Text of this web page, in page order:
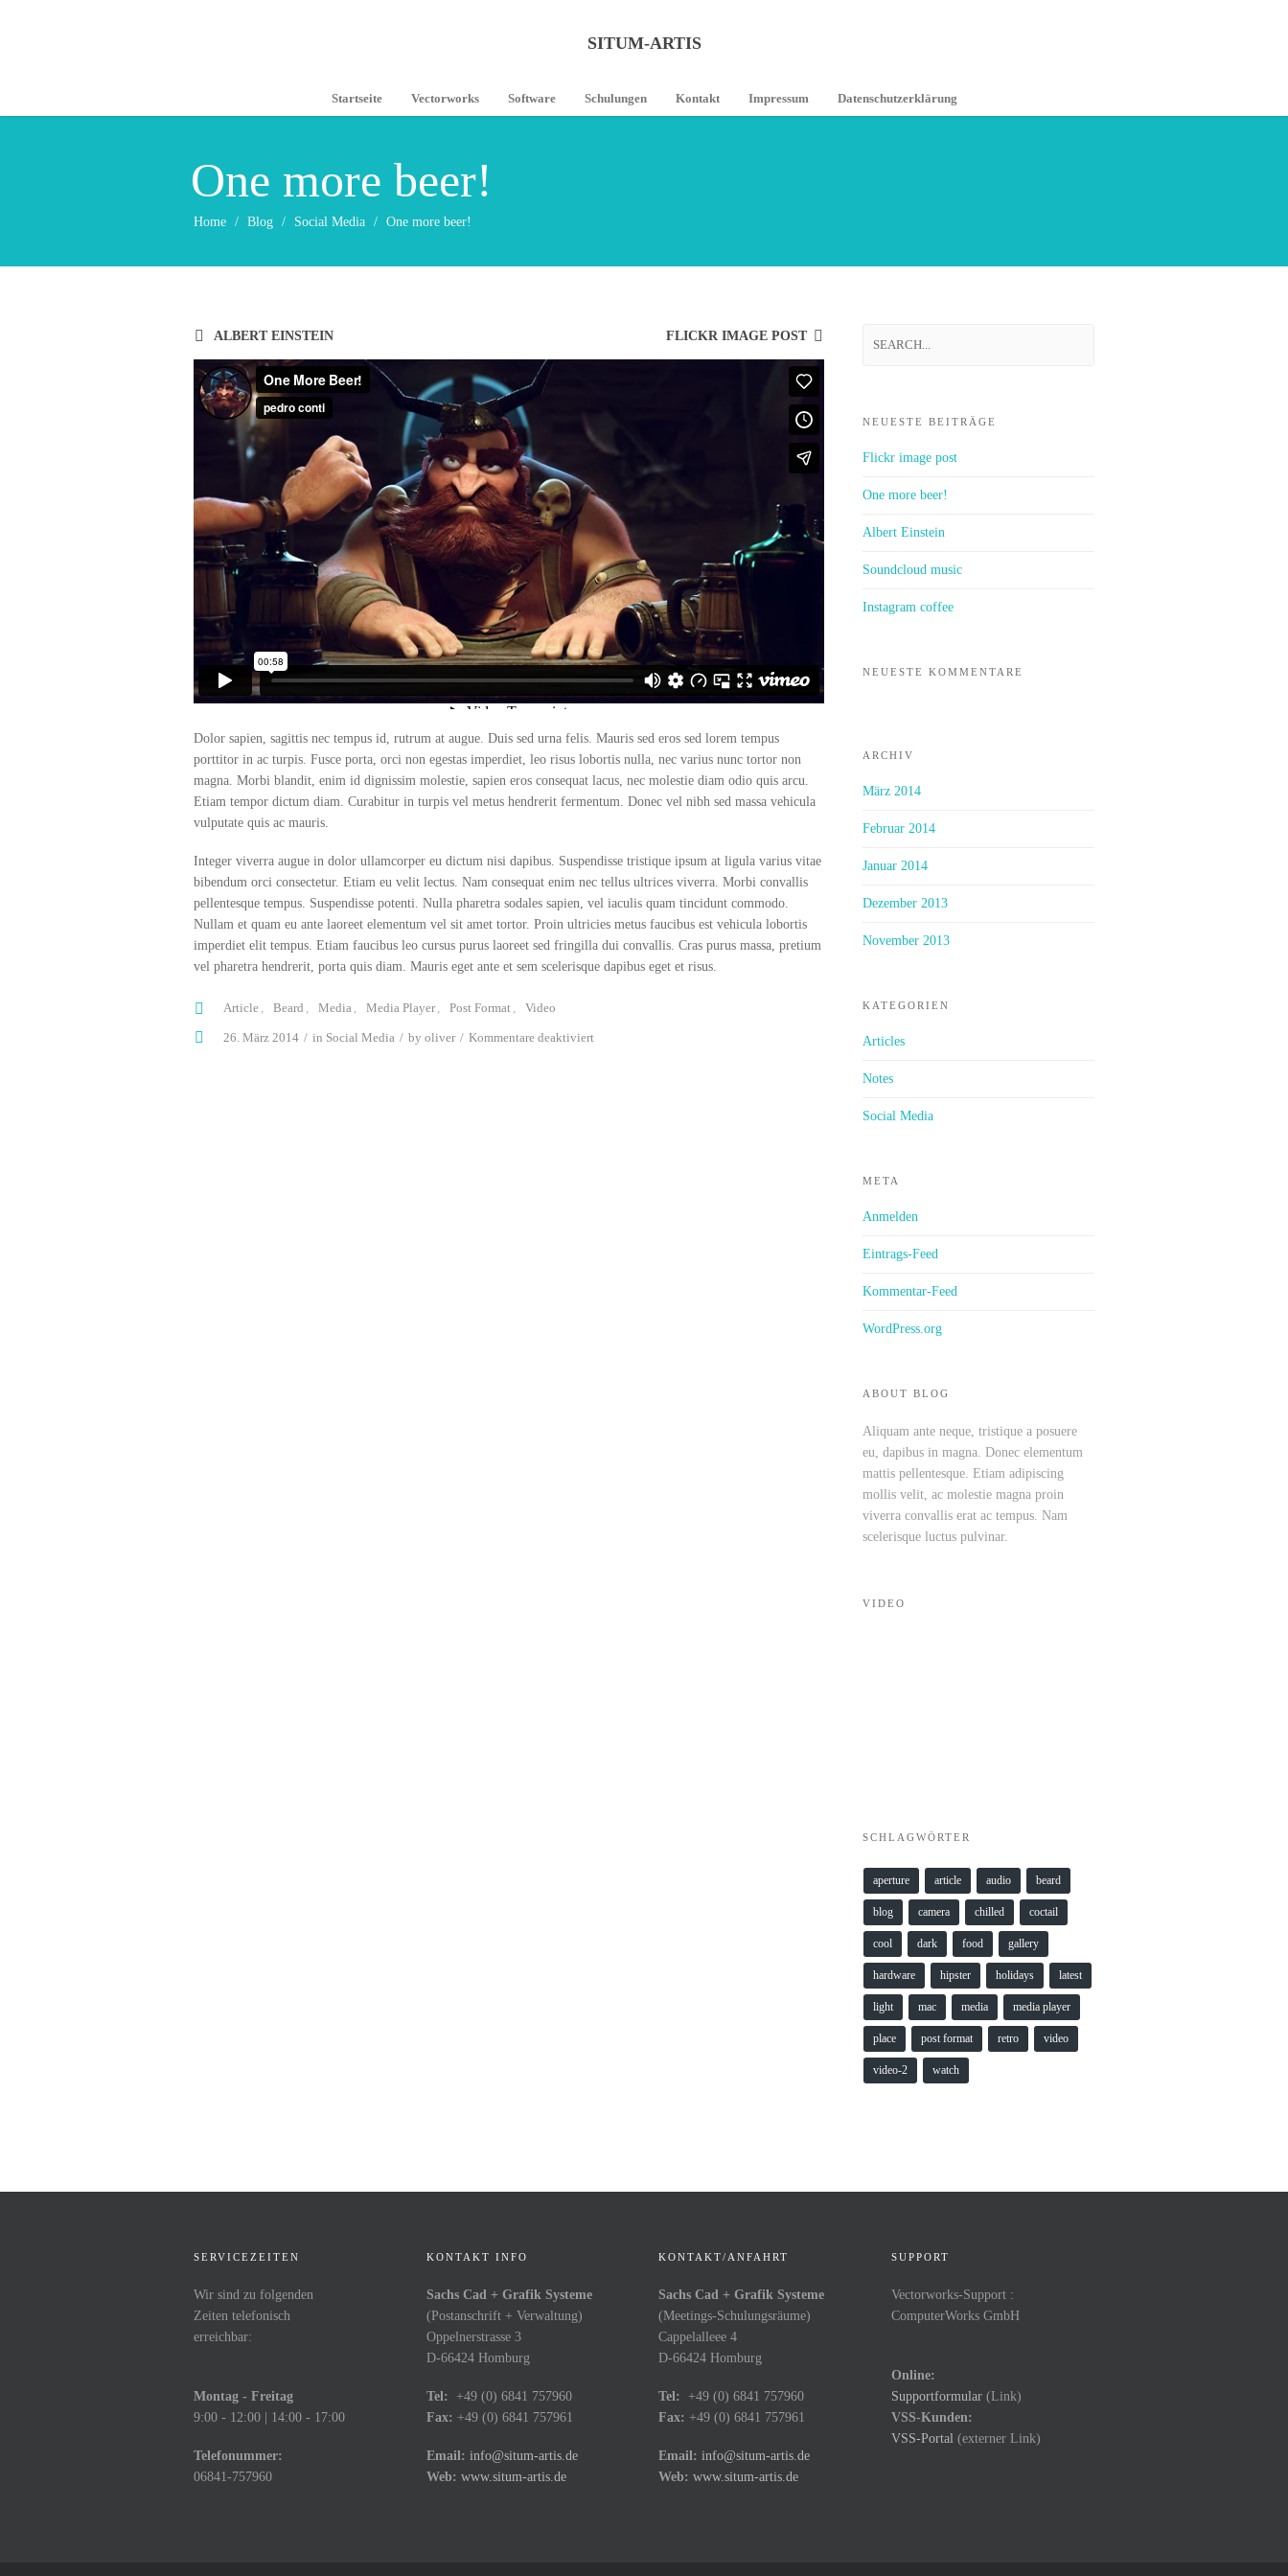
SITUM-ARTIS
Startseite Vectorworks Software Schulungen Kontakt Impressum Datenschutzerklärung
One more beer!
Home / Blog / Social Media / One more beer!
ALBERT EINSTEIN FLICKR IMAGE POST
Dolor sapien, sagittis nec tempus id, rutrum at augue. Duis sed urna felis. Mauris sed eros sed lorem tempus
porttitor in ac turpis. Fusce porta, orci non egestas imperdiet, leo risus lobortis nulla, nec varius nunc tortor non
magna. Morbi blandit, enim id dignissim molestie, sapien eros consequat lacus, nec molestie diam odio quis arcu.
Etiam tempor dictum diam. Curabitur in turpis vel metus hendrerit fermentum. Donec vel nibh sed massa vehicula
vulputate quis ac mauris.
Integer viverra augue in dolor ullamcorper eu dictum nisi dapibus. Suspendisse tristique ipsum at ligula varius vitae
bibendum orci consectetur. Etiam eu velit lectus. Nam consequat enim nec tellus ultrices viverra. Morbi convallis
pellentesque tempus. Suspendisse potenti. Nulla pharetra sodales sapien, vel iaculis quam tincidunt commodo.
Nullam et quam eu ante laoreet elementum vel sit amet tortor. Proin ultricies metus faucibus est vehicula lobortis
imperdiet elit tempus. Etiam faucibus leo cursus purus laoreet sed fringilla dui convallis. Cras purus massa, pretium
vel pharetra hendrerit, porta quis diam. Mauris eget ante et sem scelerisque dapibus eget et risus.
Article Beard Media Media Player Post Format Video
26. März 2014 in Social Media by oliver Kommentare deaktiviert
NEUESTE BEITRÄGE
Flickr image post
One more beer!
Albert Einstein
Soundcloud music
Instagram coffee
NEUESTE KOMMENTARE
ARCHIV
März 2014
Februar 2014
Januar 2014
Dezember 2013
November 2013
KATEGORIEN
Articles
Notes
Social Media
META
Anmelden
Eintrags-Feed
Kommentar-Feed
WordPress.org
ABOUT BLOG
Aliquam ante neque, tristique a posuere
eu, dapibus in magna. Donec elementum
mattis pellentesque. Etiam adipiscing
mollis velit, ac molestie magna proin
viverra convallis erat ac tempus. Nam
scelerisque luctus pulvinar.
VIDEO
SCHLAGWÖRTER
aperture article audio beard
blog camera chilled coctail
cool dark food gallery
hardware hipster holidays latest
light mac media media player
place post format retro video
video-2 watch
SERVICEZEITEN
Wir sind zu folgenden
Zeiten telefonisch
erreichbar:
Montag - Freitag
9:00 - 12:00 | 14:00 - 17:00
Telefonummer:
06841-757960
KONTAKT INFO
Sachs Cad + Grafik Systeme
(Postanschrift + Verwaltung)
Oppelnerstrasse 3
D-66424 Homburg
Tel:
+49 (0) 6841 757960
Fax: +49 (0) 6841 757961
Email: info@situm-artis.de
Web: www.situm-artis.de
KONTAKT/ANFAHRT
Sachs Cad + Grafik Systeme
(Meetings-Schulungsräume)
Cappelalleee 4
D-66424 Homburg
Tel:
+49 (0) 6841 757960
Fax: +49 (0) 6841 757961
Email: info@situm-artis.de
Web: www.situm-artis.de
SUPPORT
Vectorworks-Support :
ComputerWorks GmbH
Online:
Supportformular(Link)
VSS-Kunden:
VSS-Portal(externer Link)